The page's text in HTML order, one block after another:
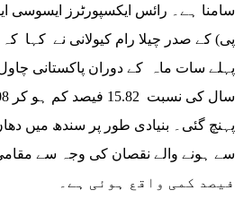
سامنا ہے۔ رائس ایکسپورٹرز ایسوسی
پہلے سات ماہ کے دوران پاکستانی
پہنچ گئی۔ بنیادی طور پر سندھ میں
فیصد کمی واقع ہوئی ہے۔